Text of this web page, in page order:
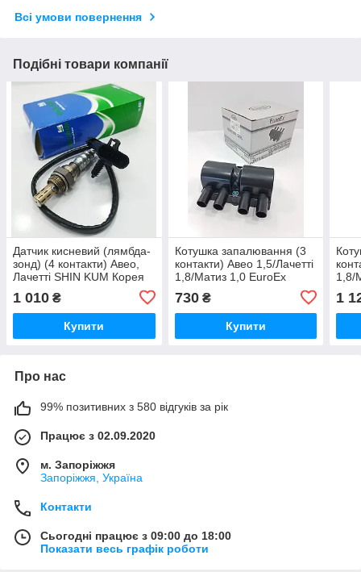
Всі умови повернення
Подібні товари компанії
Датчик кисневий (лямбда-
зонд) (4 контакти) Авео,
Лачетті SHIN KUM Корея
1 010 ₴
Купити
Котушка запалювання (3
контакти) Авео 1,5/Лачетті
1,8/Матиз 1,0 EuroEx
730₴
Купити
1,8/
1
Про нас
99% позитивних з 580 відгуків за рік
Працює з 02.09.2020
м. Запоріжжя
Запоріжжя, Україна
Контакти
Сьогодні працює з 09:00 до 18:00
Показати весь графік роботи